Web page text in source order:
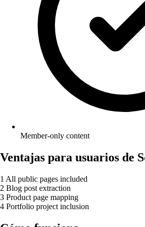
Member-only content
Ventajas para usuarios de
1 All public pages included
2 Blog post extraction
3 Product page mapping
4 Portfolio project inclusion